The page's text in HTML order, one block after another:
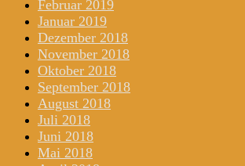
Februar 2019
Januar 2019
Dezember 2018
November 2018
Oktober 2018
September 2018
August 2018
Juli 2018
Juni 2018
Mai 2018